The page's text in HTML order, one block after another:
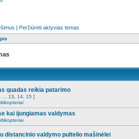
| Peržiūrėti aktyvias temas
quadas reikia patarimo
13 14 15 ]
kai ijungiamas valdymas
distancinio valdymo pultelio mašinėlei